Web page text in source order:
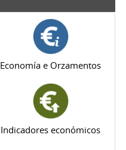
Economía e Orzamentos
Indicadores económicos